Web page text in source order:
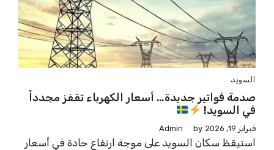
السويد
صدمة فواتير جديدة… أسعار الكهرباء تقفز مجدداً
في السويد!
فبراير 19, 2026 by
Admin
استيقظ سكان السويد على موجة ارتفاع حادة في أسعار